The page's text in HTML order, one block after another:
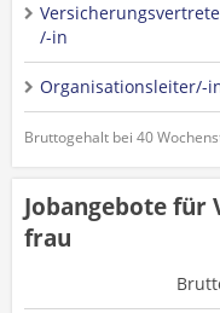
/-in
Organisationsleiter/-
Bruttogehalt bei 40
Jobangebote für
frau